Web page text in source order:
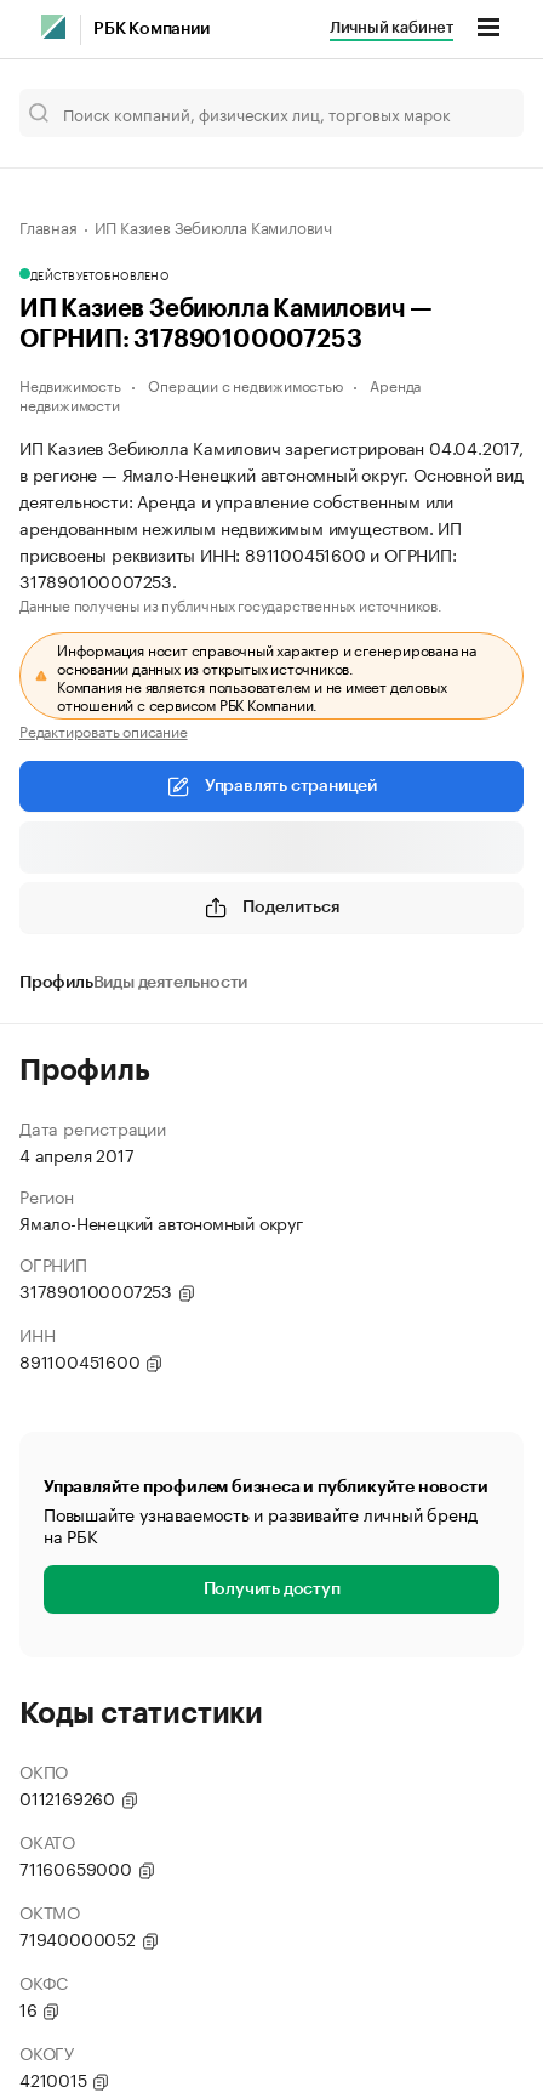
РБК Компании Личный кабинет
Главная ИП Казиев Зебиюлла Камилович
ДЕЙСТВУЕТОБНОВЛЕНО
ИП Казиев Зебиюлла Камилович —
ОГРНИП: 317890100007253
Недвижимость Операции с недвижимостью
Аренда
недвижимости
ИП Казиев Зебиюлла Камилович зарегистрирован 04.04.2017,
в регионе — Ямало-Ненецкий автономный округ. Основной вид
деятельности: Аренда и управление собственным или
арендованным нежилым недвижимым имуществом. ИП
присвоены реквизиты ИНН: 891100451600 и ОГРНИП:
317890100007253.
Данные получены из публичных государственных источников.
Информация носит справочный характер и сгенерирована на
основании данных из открытых источников.
Компания не является пользователем и не имеет деловых
отношений с сервисом РБК Компании.
Редактировать описание
Управлять страницей
Поделиться
ПрофильВиды деятельности
Профиль
Дата регистрации
4 апреля 2017
Регион
Ямало-Ненецкий автономный округ
ОГРНИП
317890100007253
ИНН
891100451600
Управляйте профилем бизнеса и публикуйте новости
Повышайте узнаваемость и развивайте личный бренд
на РБК
Получить доступ
Коды статистики
ОКПО
0112169260
ОКАТО
71160659000
ОКТМО
71940000052
ОКФС
16
ОКОГУ
4210015